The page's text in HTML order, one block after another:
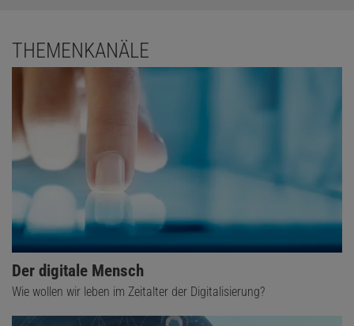
THEMENKANÄLE
Der digitale Mensch
Wie wollen wir leben im Zeitalter der Digitalisierung?